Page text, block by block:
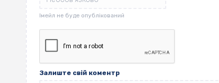
Залиште свій коментр